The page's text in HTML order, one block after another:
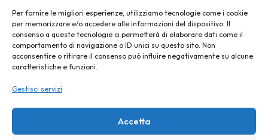
Per fornire le migliori esperienze, utilizziamo tecnologie come i cookie
per memorizzare e/o accedere alle informazioni del dispositivo. Il
consenso a queste tecnologie ci permetterà di elaborare dati come il
comportamento di navigazione o ID unici su questo sito. Non
acconsentire o ritirare il consenso può influire negativamente su alcune
caratteristiche e funzioni.
Gestisci servizi
Accetta
appartamento al piano terra·Stanza insonorizzata in casa:
è possibile?·Landing page porte blindate